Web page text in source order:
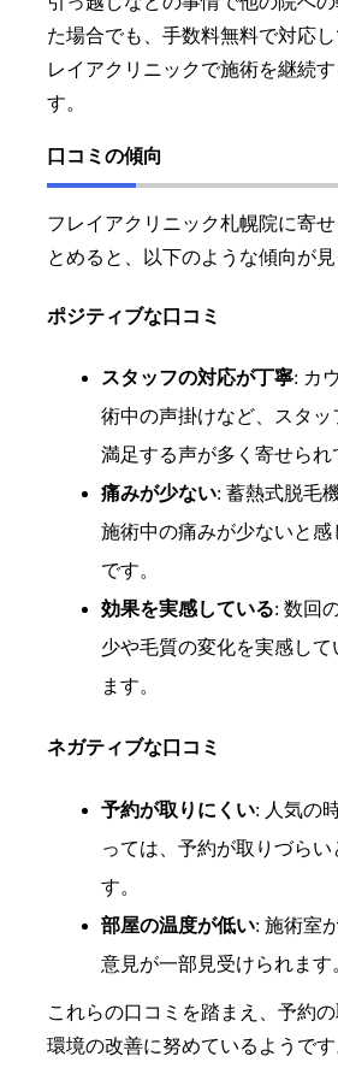
た場合でも、手数料無料で対応
レイアクリニックで施術を継続
す。
口コミの傾向
フレイアクリニック札幌院に寄
とめると、以下のような傾向が見
ポジティブな口コミ
スタッフの対応が丁寧: カ
術中の声掛けなど、スタッ
満足する声が多く寄せられ
痛みが少ない: 蓄熱式脱毛
施術中の痛みが少ないと感
です。
効果を実感している: 数回
少や毛質の変化を実感して
ます。
ネガティブな口コミ
予約が取りにくい: 人気の
っては、予約が取りづらい
す。
部屋の温度が低い: 施術室
意見が一部見受けられます
これらの口コミを踏まえ、予約
環境の改善に努めているようです